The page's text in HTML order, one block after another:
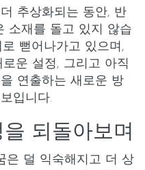
추상화되는 동안, 반
소재를 돌고 있지 않습
뻗어나가고 있으며,
운 설정, 그리고 아직
연출하는 새로운 방
입니다.
되돌아보며
은 덜 익숙해지고 더 상